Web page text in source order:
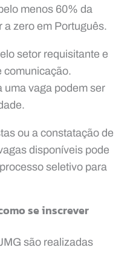
menos 60% da
a zero em Português.
setor requisitante e
comunicação.
uma vaga podem ser
ou a constatação de
disponíveis pode
seletivo para
se inscrever
são realizadas